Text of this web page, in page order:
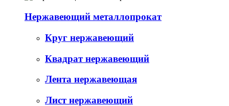
Нержавеющий металлопрокат
Круг нержавеющий
Квадрат нержавеющий
Лента нержавеющая
Лист нержавеющий